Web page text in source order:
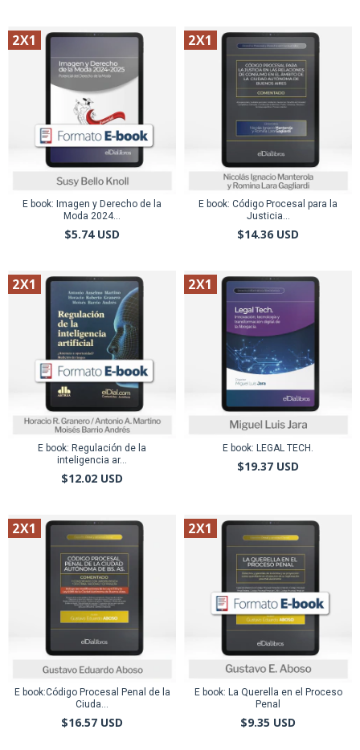
2X1
E book: Imagen y Derecho de la
Moda 2024...
$5.74 USD
2X1
E book: Código Procesal para la
Justicia...
$14.36 USD
2X1
E book: Regulación de la
inteligencia ar...
$12.02 USD
2X1
E book: LEGAL TECH.
$19.37 USD
2X1
E book:Código Procesal Penal de la
Ciuda...
$16.57 USD
2X1
E book: La Querella en el Proceso
Penal
$9.35 USD